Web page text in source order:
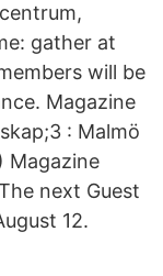
gather at
will be
Magazine
: Malmö
Magazine
next Guest
12.